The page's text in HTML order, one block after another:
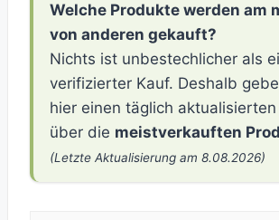
Welche Produkte werden am
von anderen gekauft?
Nichts ist unbestechlicher als
verifizierter Kauf. Deshalb
hier einen täglich
über die meistverkauften
(Letzte Aktualisierung am 8.08.2026)